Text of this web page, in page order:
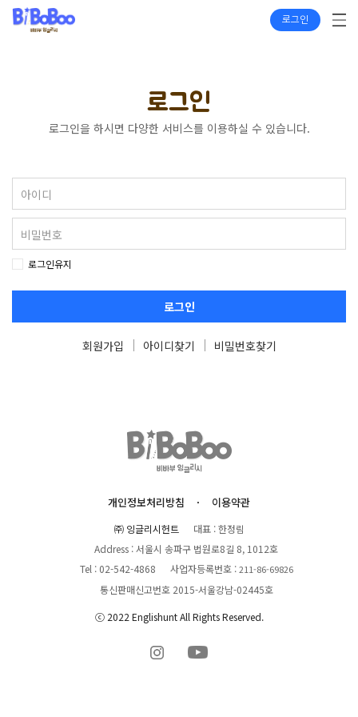
로그인
로그인
로그인을 하시면 다양한 서비스를 이용하실 수 있습니다.
로그인유지
로그인
회원가입 아이디찾기 비밀번호찾기
개인정보처리방침 이용약관
㈜ 잉글리시헌트
대표 : 한정림
Address : 서울시 송파구 법원로8길 8, 1012호
Tel : 02-542-4868
사업자등록번호 :211-86-69826
통신판매신고번호 2015-서울강남-02445호
ⓒ 2022 Englishunt All Rights Reserved.